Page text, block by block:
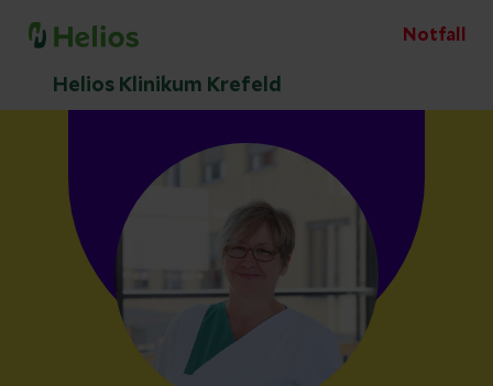
Notfall
Helios Klinikum Krefeld